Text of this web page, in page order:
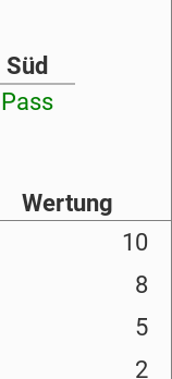
Süd
Pass
Wertung
10
8
5
2